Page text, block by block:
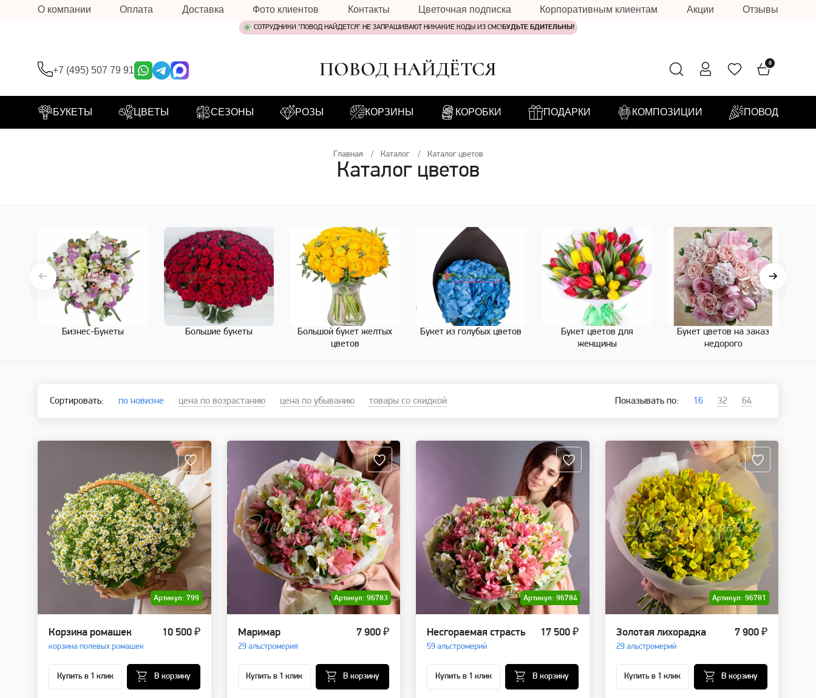
О компании Оплата Доставка Фото клиентов Контакты Цветочная подписка Корпоративным клиентам Акции Отзывы
СОТРУДНИКИ "ПОВОД НАЙДЕТСЯ" НЕ ЗАПРАШИВАЮТ НИКАКИЕ КОДЫ ИЗ СМС! БУДЬТЕ БДИТЕЛЬНЫ!
+7 (495) 507 79 91 ПОВОД НАЙДЁТСЯ 0
БУКЕТЫ ЦВЕТЫ СЕЗОНЫ РОЗЫ КОРЗИНЫ КОРОБКИ ПОДАРКИ КОМПОЗИЦИИ ПОВОД
Главная Каталог Каталог цветов
Каталог цветов
Бизнес-Букеты Большие букеты
Большой букет желтых
цветов
Букет из голубых цветов
Букет цветов для
женщины
Букет цветов на заказ
недорого
Сортировать: по новизне цена по возрастанию цена по убыванию товары со скидкой Показывать по: 16 32 64
Артикул: 799
Корзина ромашек
корзина полевых ромашек
10 500 ₽
Купить в 1 клик В корзину
Артикул: 96783
Маримар
29 альстромерия
7 900 ₽
Купить в 1 клик В корзину
Артикул: 96784
Несгораемая страсть
59 альстромерий
17 500 ₽
Купить в 1 клик В корзину
Артикул: 96781
Золотая лихорадка
29 альстромерий
7 900 ₽
Купить в 1 клик В корзину